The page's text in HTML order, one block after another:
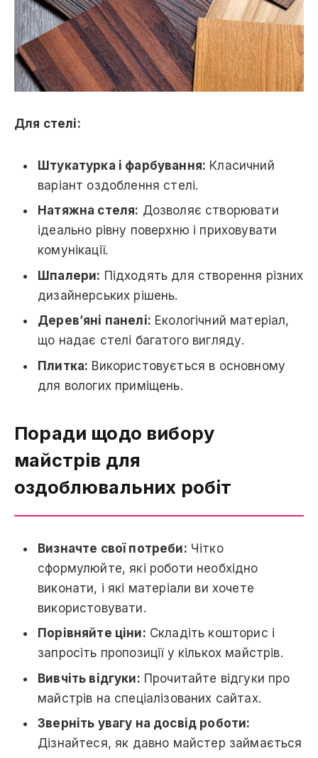
Для стелі:
Штукатурка і фарбування: Класичний
варіант оздоблення стелі.
Натяжна стеля: Дозволяє створювати
ідеально рівну поверхню і приховувати
комунікації.
Шпалери: Підходять для створення різних
дизайнерських рішень.
Дерев’яні панелі: Екологічний матеріал,
що надає стелі багатого вигляду.
Плитка: Використовується в основному
для вологих приміщень.
Поради щодо вибору
майстрів для
оздоблювальних робіт
Визначте свої потреби: Чітко
сформулюйте, які роботи необхідно
виконати, і які матеріали ви хочете
використовувати.
Порівняйте ціни: Складіть кошторис і
запросіть пропозиції у кількох майстрів.
Вивчіть відгуки: Прочитайте відгуки про
майстрів на спеціалізованих сайтах.
Зверніть увагу на досвід роботи:
Дізнайтеся, як давно майстер займається